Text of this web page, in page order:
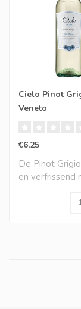
Cielo Pinot
Veneto
€6,25
De Pinot
en verfrissend